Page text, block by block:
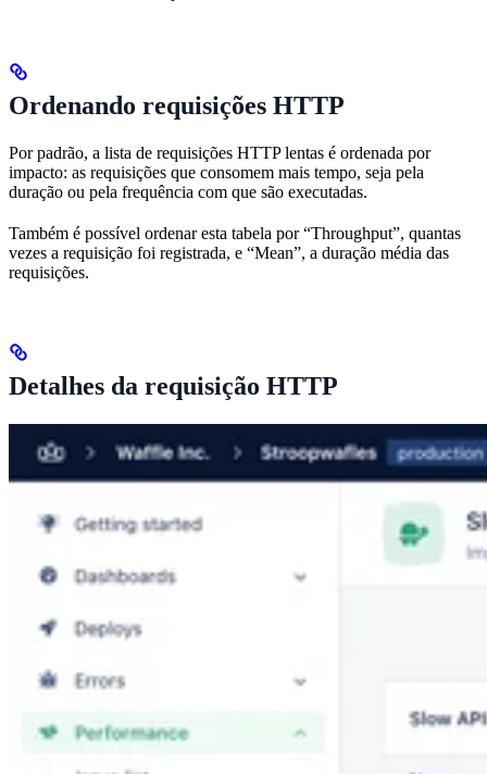
Ordenando requisições HTTP
Por padrão, a lista de requisições HTTP lentas é ordenada por
impacto: as requisições que consomem mais tempo, seja pela
duração ou pela frequência com que são executadas.
Também é possível ordenar esta tabela por “Throughput”, quantas
vezes a requisição foi registrada, e “Mean”, a duração média das
requisições.
Detalhes da requisição HTTP